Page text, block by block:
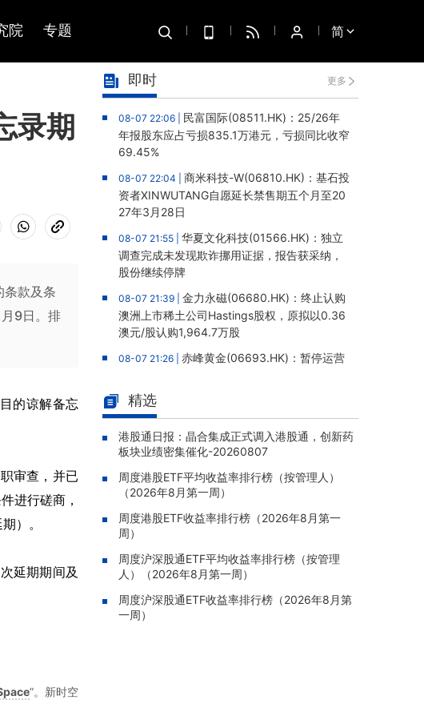
院 专题 简
录期
款及条
9日。排
的谅解备忘
审查，并已
进行磋商，
）。
延期期间及
”。新时空
即时 更多
08-07 22:06 | 民富国际(08511.HK)：25/26年
年报股东应占亏损835.1万港元，亏损同比收窄
69.45%
08-07 22:04 | 商米科技-W(06810.HK)：基石投
资者XINWUTANG自愿延长禁售期五个月至20
27年3月28日
08-07 21:55 | 华夏文化科技(01566.HK)：独立
调查完成未发现欺诈挪用证据，报告获采纳，
股份继续停牌
08-07 21:39 | 金力永磁(06680.HK)：终止认购
澳洲上市稀土公司Hastings股权，原拟以0.36
澳元/股认购1,964.7万股
08-07 21:26 | 赤峰黄金(06693.HK)：暂停运营
人民币5,406万元
08-07 20:07 |灵宝黄金(03330.HK)：新疆哈巴
河勘查取得重大进展，保有金金属量由13.20吨
跃升至53.94吨
08-07 20:04 |迅策(03317.HK)：与天合算力订
立战略合作备忘，共探能源垂类大模型与Toke
n工厂商业化
08-07 20:02 |
中国泛半导体IMSS市场排名第三
08-07 19:47 | 浙能迈领绿航二次递表港交所，为
全球领先的绿色航运设备和系统提供商
08-07 19:09 |
精选
港股通日报：晶合集成正式调入港股通，创新药
板块业绩密集催化-20260807
周度港股ETF平均收益率排行榜（按管理人）
（2026年8月第一周）
周度港股ETF收益率排行榜（2026年8月第一
周）
周度沪深股通ETF平均收益率排行榜（按管理
人）（2026年8月第一周）
周度沪深股通ETF收益率排行榜（2026年8月第
一周）